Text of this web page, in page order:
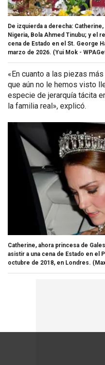
De izquierda a derecha:
Nigeria, Bola Ahmed Tinubu; y el
cena de Estado en el St. George
marzo de 2026. (Yui Mok -
«En cuanto a las piezas
que aún no le hemos visto
especie de jerarquía tácita
la familia real», explicó.
Catherine, ahora princesa de
asistir a una cena de Estado en el
octubre de 2018, en Londres.